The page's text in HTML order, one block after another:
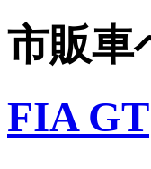
市販車
FIA GT